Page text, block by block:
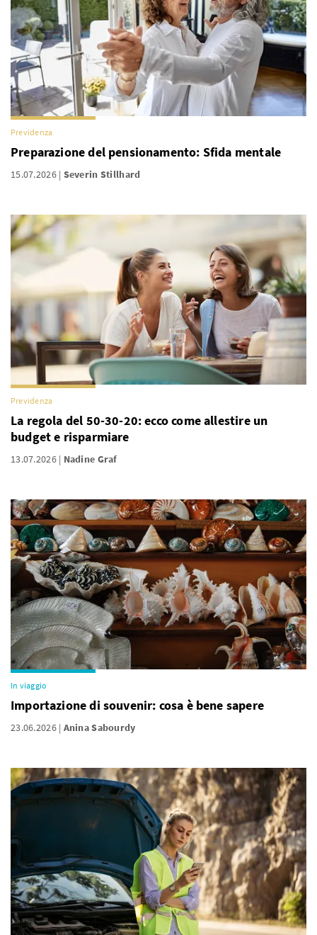
Previdenza
Preparazione del pensionamento: Sfida mentale
15.07.2026 Severin Stillhard
Previdenza
La regola del 50-30-20: ecco come allestire un
budget e risparmiare
13.07.2026 Nadine Graf
In viaggio
Importazione di souvenir: cosa è bene sapere
23.06.2026 Anina Sabourdy